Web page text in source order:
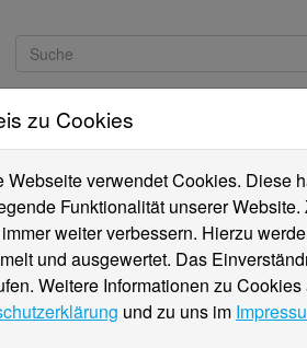
zu Cookies
Webseite verwendet Cookies. Diese
Funktionalität unserer
weiter verbessern. Hierzu
und ausgewertet. Das
Weitere Informationen zu
und zu uns im